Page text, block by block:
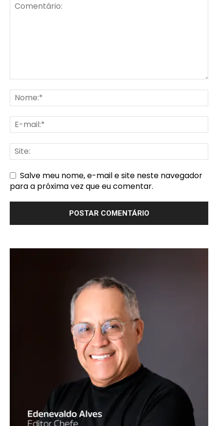
Salve meu nome, e-mail e site neste navegador
para a próxima vez que eu comentar.